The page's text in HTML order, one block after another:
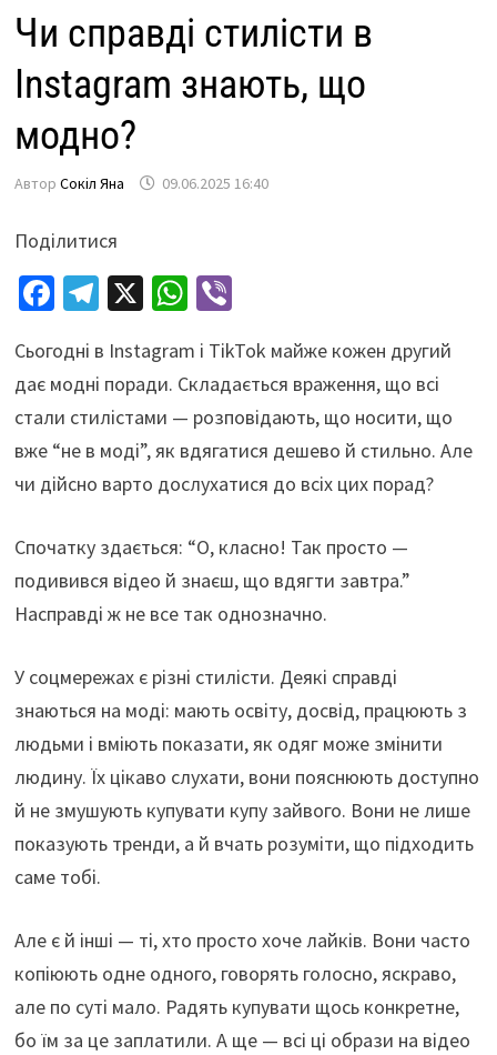
Чи справді стилісти в
Instagram знають, що
модно?
Автор Сокіл Яна 09.06.2025 16:40
Поділитися
Fa
b
o
o
k
Te
gr
a
m
X W
at
sA
p
p
Vi
er
Сьогодні в Instagram і TikTok майже кожен другий
дає модні поради. Складається враження, що всі
стали стилістами — розповідають, що носити, що
вже “не в моді”, як вдягатися дешево й стильно. Але
чи дійсно варто дослухатися до всіх цих порад?
Спочатку здається: “О, класно! Так просто —
подивився відео й знаєш, що вдягти завтра.”
Насправді ж не все так однозначно.
У соцмережах є різні стилісти. Деякі справді
знаються на моді: мають освіту, досвід, працюють з
людьми і вміють показати, як одяг може змінити
людину. Їх цікаво слухати, вони пояснюють доступно
й не змушують купувати купу зайвого. Вони не лише
показують тренди, а й вчать розуміти, що підходить
саме тобі.
Але є й інші — ті, хто просто хоче лайків. Вони часто
копіюють одне одного, говорять голосно, яскраво,
але по суті мало. Радять купувати щось конкретне,
бо їм за це заплатили. А ще — всі ці образи на відео